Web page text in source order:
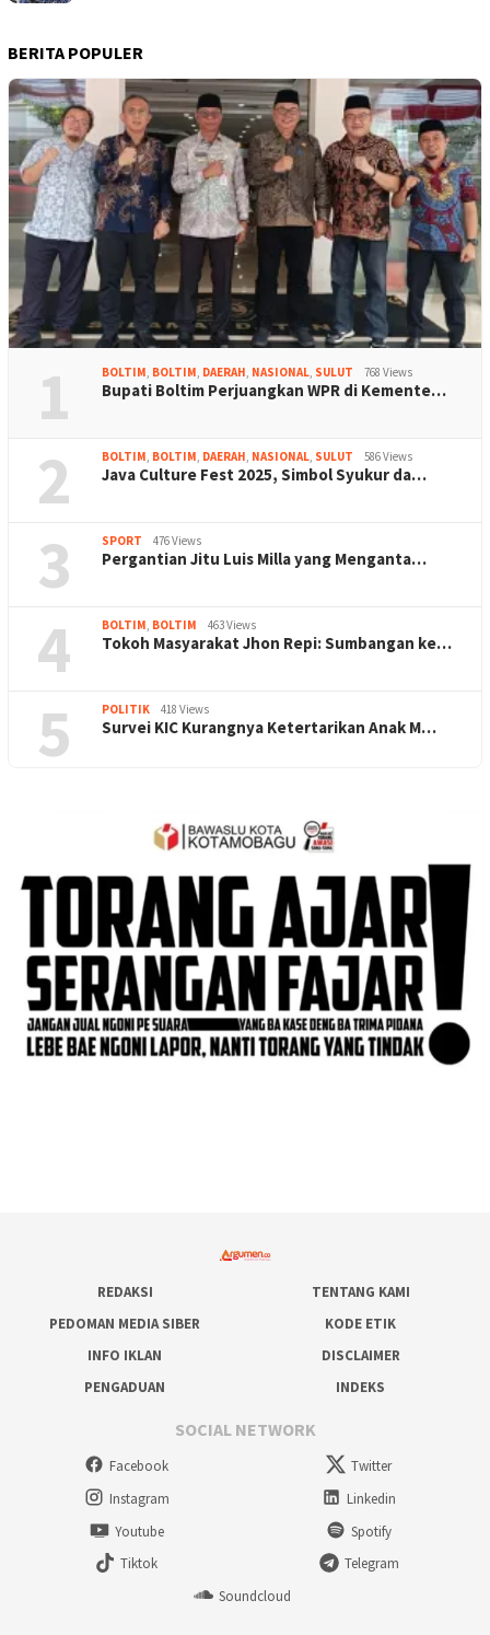
BERITA POPULER
1 BOLTIM, BOLTIM, DAERAH, NASIONAL, SULUT 768 Views
Bupati Boltim Perjuangkan WPR di Kemente…
2 BOLTIM, BOLTIM, DAERAH, NASIONAL, SULUT 586 Views
Java Culture Fest 2025, Simbol Syukur da…
3 SPORT 476 Views
Pergantian Jitu Luis Milla yang Menganta…
4 BOLTIM, BOLTIM 463 Views
Tokoh Masyarakat Jhon Repi: Sumbangan ke…
5 POLITIK 418 Views
Survei KIC Kurangnya Ketertarikan Anak M…
REDAKSI
TENTANG KAMI
PEDOMAN MEDIA SIBER
KODE ETIK
INFO IKLAN
DISCLAIMER
PENGADUAN
INDEKS
SOCIAL NETWORK
Facebook
Twitter
Instagram
Linkedin
Youtube
Spotify
Tiktok
Telegram
Soundcloud